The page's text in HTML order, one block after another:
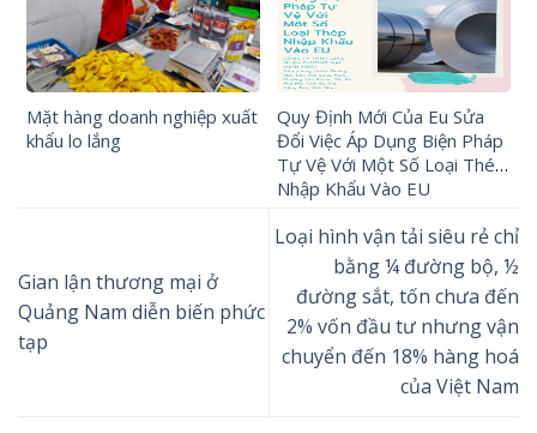
Mặt hàng doanh nghiệp xuất
khẩu lo lắng
Quy Định Mới Của Eu Sửa
Đổi Việc Áp Dụng Biện Pháp
Tự Vệ Với Một Số Loại Thép
Nhập Khẩu Vào EU
Gian lận thương mại ở
Quảng Nam diễn biến phức
tạp
Loại hình vận tải siêu rẻ chỉ
bằng ¼ đường bộ, ½
đường sắt, tốn chưa đến
2% vốn đầu tư nhưng vận
chuyển đến 18% hàng hoá
của Việt Nam